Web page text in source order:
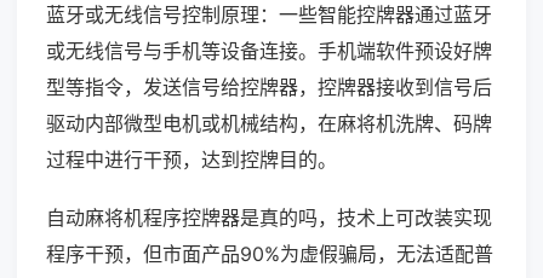
蓝牙或无线信号控制原理：一些智能控牌器通过蓝牙
或无线信号与手机等设备连接。手机端软件预设好牌
型等指令，发送信号给控牌器，控牌器接收到信号后
驱动内部微型电机或机械结构，在麻将机洗牌、码牌
过程中进行干预，达到控牌目的。
自动麻将机程序控牌器是真的吗，技术上可改装实现
程序干预，但市面产品90%为虚假骗局，无法适配普